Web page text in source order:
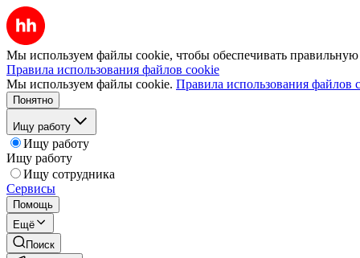
Мы используем файлы cookie, чтобы обеспечивать правильную
Правила использования файлов cookie
Мы используем файлы cookie. Правила использования файлов
Понятно
Ищу работу
Ищу работу
Ищу работу
Ищу сотрудника
Сервисы
Помощь
Ещё
Поиск